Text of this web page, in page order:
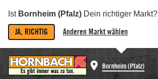
Ist Bornheim (Pfalz) Dein richtiger Markt?
JA, RICHTIG Anderen Markt wählen
Bornheim (Pfalz)